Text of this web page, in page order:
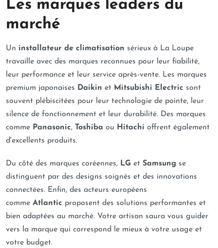
Les marques leaders du
marché
Un installateur de climatisation sérieux à La Loupe
travaille avec des marques reconnues pour leur fiabilité,
leur performance et leur service après-vente. Les marques
premium japonaises Daikin et Mitsubishi Electric sont
souvent plébiscitées pour leur technologie de pointe, leur
silence de fonctionnement et leur durabilité. Des marques
comme Panasonic, Toshiba ou Hitachi offrent également
d'excellents produits.
Du côté des marques coréennes, LG et Samsung se
distinguent par des designs soignés et des innovations
connectées. Enfin, des acteurs européens
comme Atlantic proposent des solutions performantes et
bien adaptées au marché. Votre artisan saura vous guider
vers la marque qui correspond le mieux à votre usage et
votre budget.